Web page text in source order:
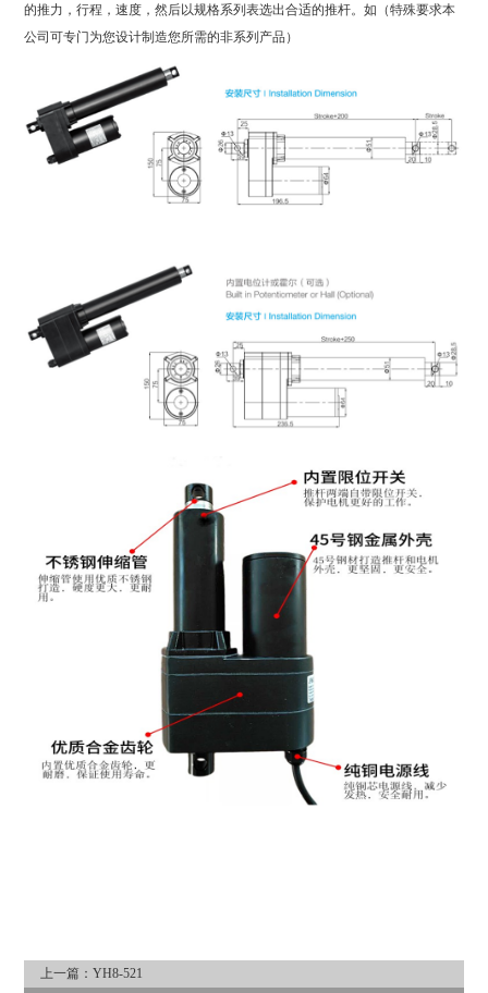
的推力，行程，速度，然后以规格系列表选出合适的推杆。如（特殊要求本
公司可专门为您设计制造您所需的非系列产品）
上一篇：YH8-521